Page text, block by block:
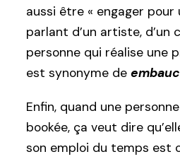
aussi être « engager pour
parlant d’un artiste, d’un
personne qui réalise une
est synonyme de
Enfin, quand une
bookée, ça veut dire
son emploi du temps est